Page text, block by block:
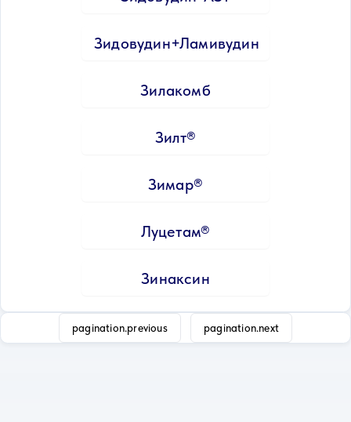
Зидовудин+Ламивудин
Зилакомб
Зилт®
Зимар®
Луцетам®
Зинаксин
pagination.previous pagination.next